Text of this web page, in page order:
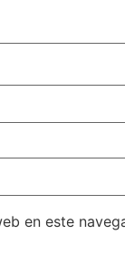
en este